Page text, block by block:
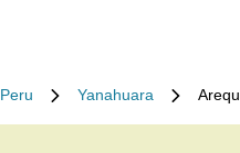
Peru Yanahuara